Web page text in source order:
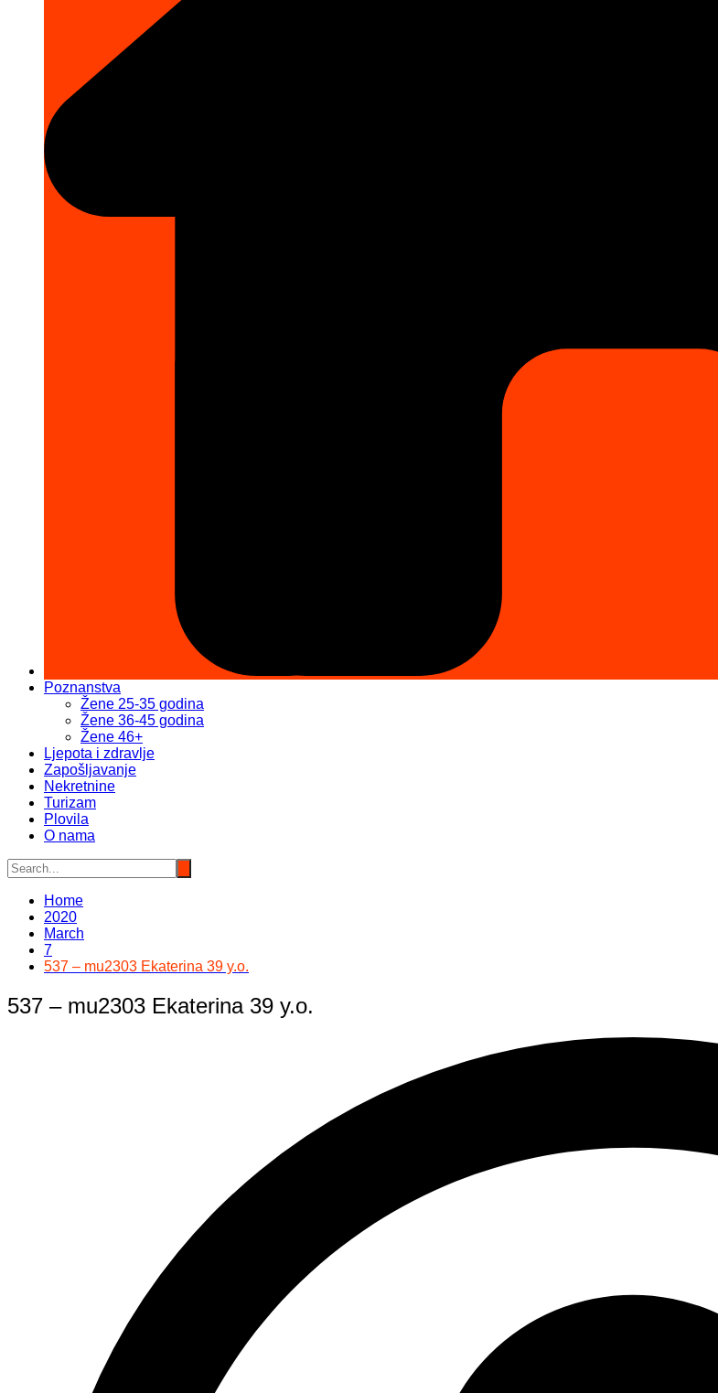
Poznanstva
Žene 25-35 godina
Žene 36-45 godina
Žene 46+
Ljepota i zdravlje
Zapošljavanje
Nekretnine
Turizam
Plovila
O nama
Home
2020
March
7
537 – mu2303 Ekaterina 39 y.o.
537 – mu2303 Ekaterina 39 y.o.